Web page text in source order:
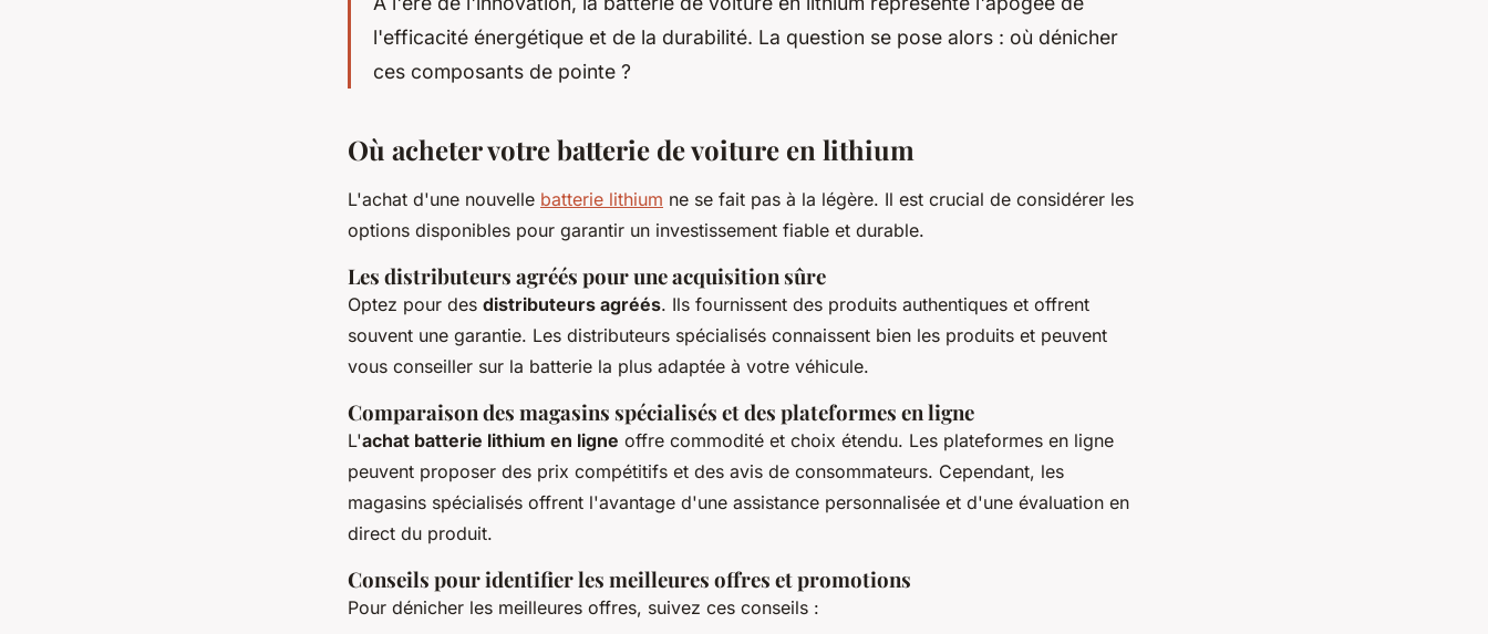
l'efficacité énergétique et de la durabilité. La question se pose alors : où dénicher
ces composants de pointe ?
Où acheter votre batterie de voiture en lithium
L'achat d'une nouvelle batterie lithium ne se fait pas à la légère. Il est crucial de considérer les
options disponibles pour garantir un investissement fiable et durable.
Les distributeurs agréés pour une acquisition sûre
Optez pour des distributeurs agréés. Ils fournissent des produits authentiques et offrent
souvent une garantie. Les distributeurs spécialisés connaissent bien les produits et peuvent
vous conseiller sur la batterie la plus adaptée à votre véhicule.
Comparaison des magasins spécialisés et des plateformes en ligne
L'achat batterie lithium en ligne offre commodité et choix étendu. Les plateformes en ligne
peuvent proposer des prix compétitifs et des avis de consommateurs. Cependant, les
magasins spécialisés offrent l'avantage d'une assistance personnalisée et d'une évaluation en
direct du produit.
Conseils pour identifier les meilleures offres et promotions
Pour dénicher les meilleures offres, suivez ces conseils :